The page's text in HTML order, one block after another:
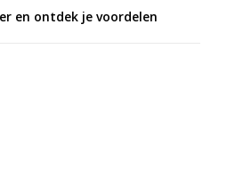
en ontdek je voordelen